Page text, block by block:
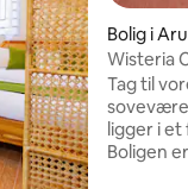
Bolig i
Wisteria
Tag til
ligger i
Boligen